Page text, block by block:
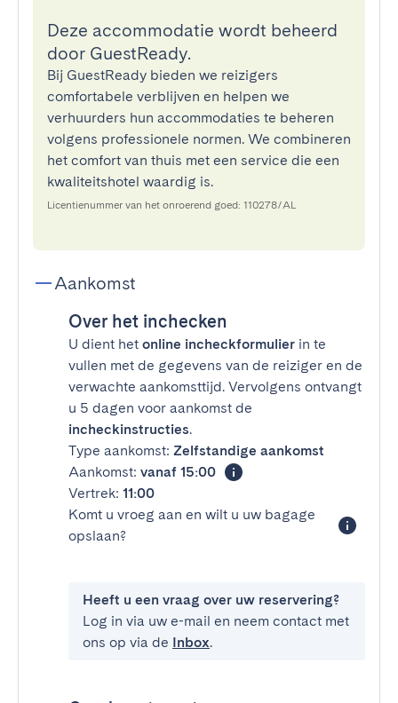
Deze accommodatie wordt beheerd
door GuestReady.
Bij GuestReady bieden we reizigers
comfortabele verblijven en helpen we
verhuurders hun accommodaties te beheren
volgens professionele normen. We combineren
het comfort van thuis met een service die een
kwaliteitshotel waardig is.
Licentienummer van het onroerend goed: 110278/AL
Aankomst
Over het inchecken
U dient het online incheckformulier in te
vullen met de gegevens van de reiziger en de
verwachte aankomsttijd. Vervolgens ontvangt
u 5 dagen voor aankomst de
incheckinstructies.
Type aankomst: Zelfstandige aankomst
Aankomst: vanaf 15:00
Vertrek: 11:00
Komt u vroeg aan en wilt u uw bagage
opslaan?
Heeft u een vraag over uw reservering?
Log in via uw e-mail en neem contact met
ons op via de Inbox.